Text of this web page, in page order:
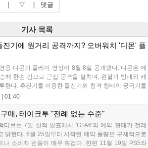
▽ 댓글
기사 목록
진기에 원거리 공격까지? 오버워치 '디몬' 플
웅 디몬의 플레이 영상이 8월 8일 공개됐다. 디몬은 메
해 한손 검으로 근접 공격을 펼치며, 왼팔의 방패와 캐
한다. 추진기를 이용한 돌진기와 참격 형태의 궁극기를
괴 시 맨몸으로 기관총을 사용하는 특징이 있다. 디몬
....
01:40
매, 테이크투 "전례 없는 수준"
티브는 7일 실적 발표에서 'GTA6'의 예약 판매가 전례
밝혔다. 6월 25일부터 시작된 예약 물량은 구체적으로
나 소비자 반응이 매우 뜨겁다. 한편 11월 19일 PS5와